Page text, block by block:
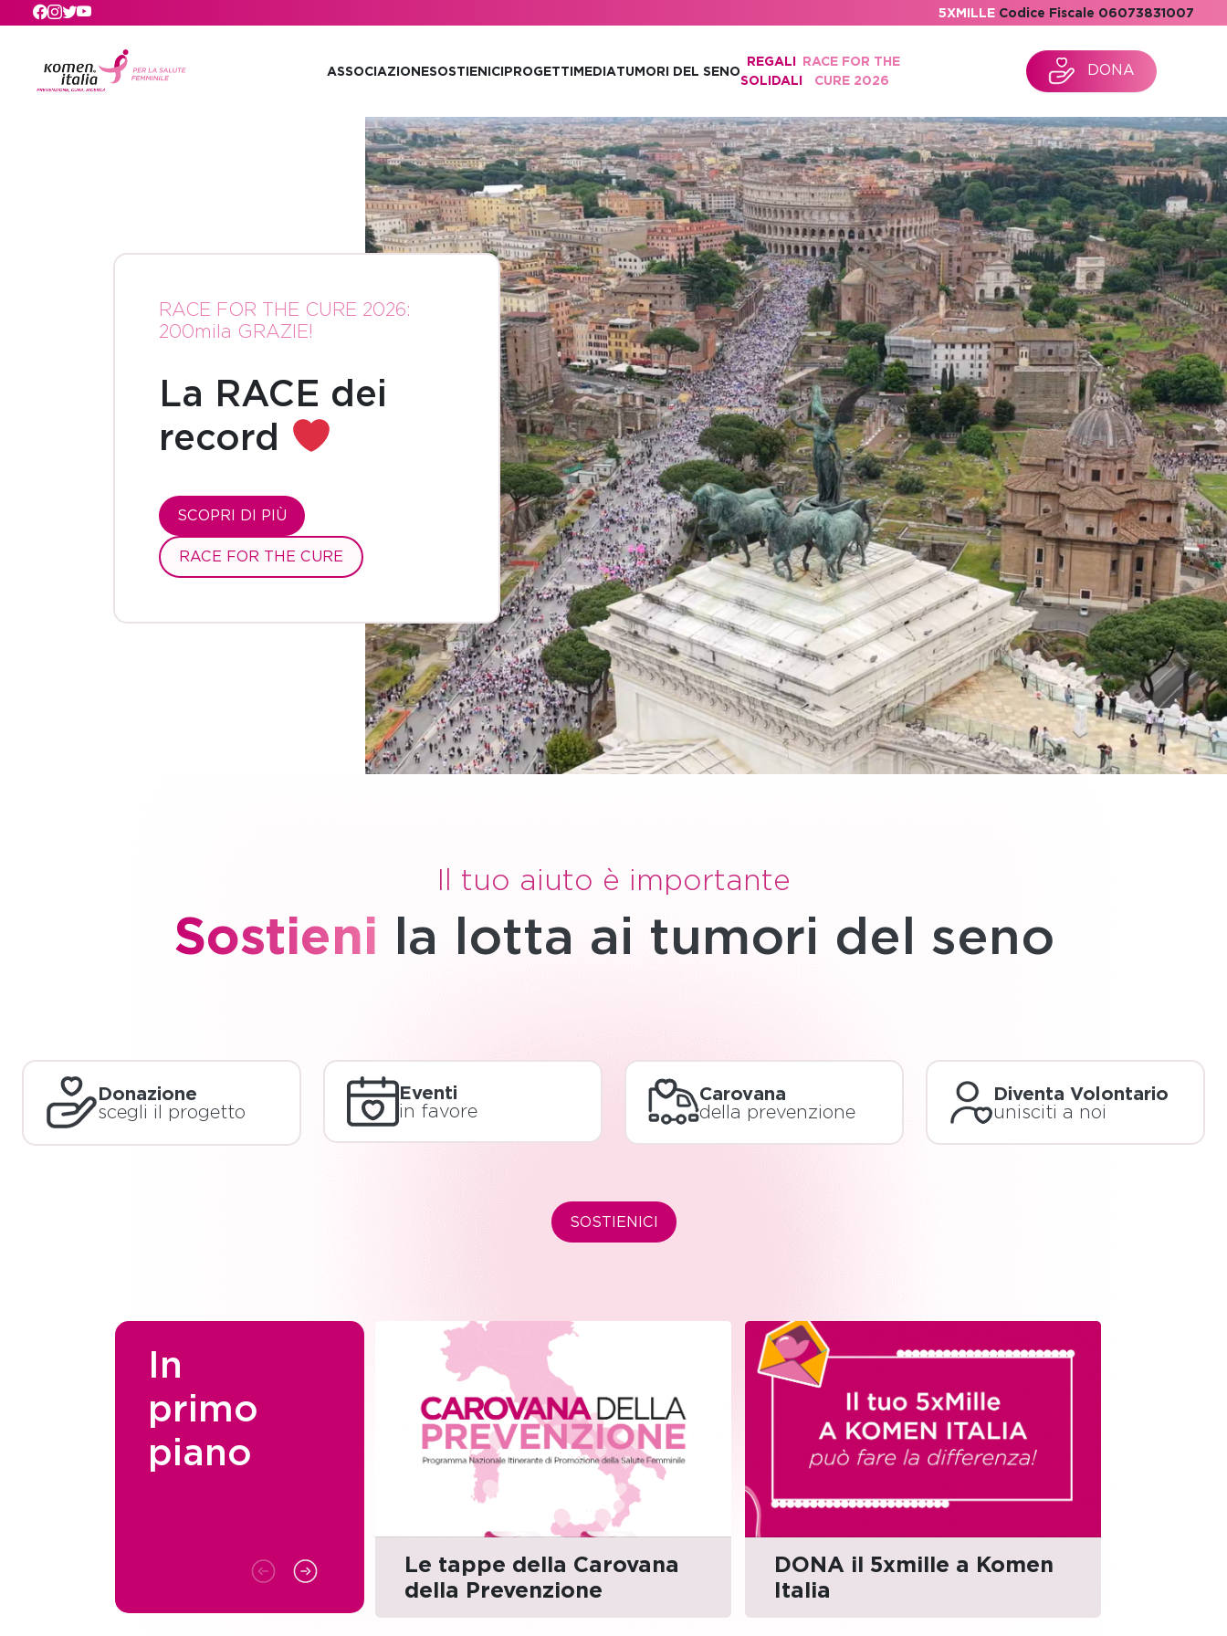
Skip to main content 5XMILLE Codice Fiscale 06073831007
ASSOCIAZIONESOSTIENICIPROGETTIMEDIATUMORI DEL SENO
REGALI
SOLIDALI
RACE FOR THE
CURE 2026
DONA
RACE FOR THE CURE 2026:
200mila GRAZIE!
La RACE dei
record
SCOPRI DI PIÙ
RACE FOR THE CURE
Il tuo aiuto è importante
Sostieni la lotta ai tumori del seno
Donazione
scegli il progetto
Eventi
in favore
Carovana
della prevenzione
Diventa Volontario
unisciti a noi
SOSTIENICI
In
primo
piano
Le tappe della Carovana
della Prevenzione
DONA il 5xmille a Komen
Italia